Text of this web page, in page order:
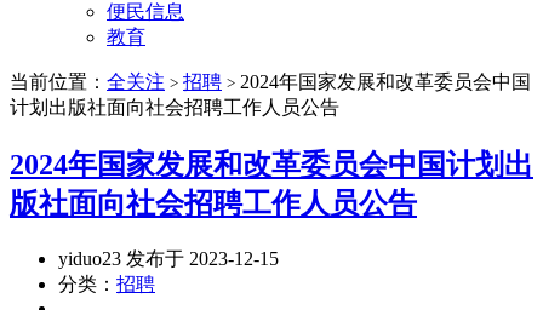
便民信息
教育
当前位置： 全关注 > 招聘 > 2024年国家发展和改革委员会中国
计划出版社面向社会招聘工作人员公告
2024年国家发展和改革委员会中国计划出
版社面向社会招聘工作人员公告
yiduo23 发布于 2023-12-15
分类： 招聘